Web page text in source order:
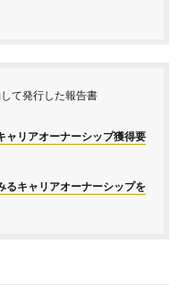
て発行した報告書
ャリアオーナーシップ獲得要
るキャリアオーナーシップを